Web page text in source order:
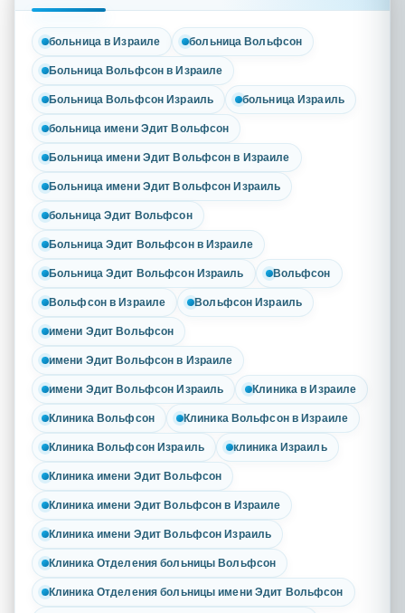
больница в Израиле больница Вольфсон
Больница Вольфсон в Израиле
Больница Вольфсон Израиль больница Израиль
больница имени Эдит Вольфсон
Больница имени Эдит Вольфсон в Израиле
Больница имени Эдит Вольфсон Израиль
больница Эдит Вольфсон
Больница Эдит Вольфсон в Израиле
Больница Эдит Вольфсон Израиль Вольфсон
Вольфсон в Израиле Вольфсон Израиль
имени Эдит Вольфсон
имени Эдит Вольфсон в Израиле
имени Эдит Вольфсон Израиль Клиника в Израиле
Клиника Вольфсон Клиника Вольфсон в Израиле
Клиника Вольфсон Израиль клиника Израиль
Клиника имени Эдит Вольфсон
Клиника имени Эдит Вольфсон в Израиле
Клиника имени Эдит Вольфсон Израиль
Клиника Отделения больницы Вольфсон
Клиника Отделения больницы имени Эдит Вольфсон